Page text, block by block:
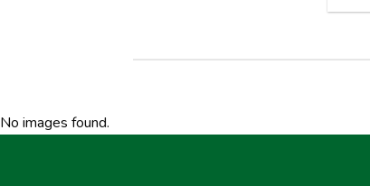
50.000 VND.
No images found.